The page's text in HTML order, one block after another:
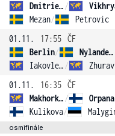
Dmitrieva /
Mezan/ Petrovic
01.11.
17:55 ČF
Berlin/
Nylander Altelius
Iakovleva /
01.11. 16:35 ČF
Makhorkina /
Orpana
Kulikova/
osmifinále